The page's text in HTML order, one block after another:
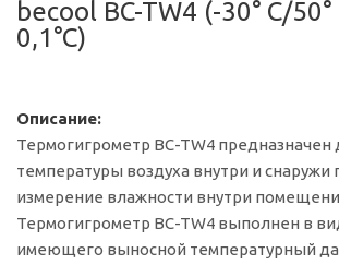
becool BC-TW4 (-30° С/
0,1°С)
Описание:
Термогигрометр BC-TW4 предназначен
температуры воздуха внутри и
измерение влажности внутри
Термогигрометр BC-TW4 выполнен в
имеющего выносной температурный